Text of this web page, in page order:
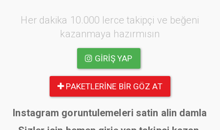
Her dakika 10.000 lerce takipçi ve beğeni
kazanmaya hazırmısın
GIRIŞ YAP
PAKETLERINE BIR GÖZ AT
Instagram goruntulemeleri satin alin damla